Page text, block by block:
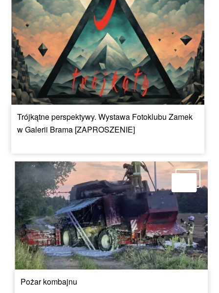
Trójkątne perspektywy. Wystawa Fotoklubu Zamek
w Galerii Brama [ZAPROSZENIE]
Pożar kombajnu